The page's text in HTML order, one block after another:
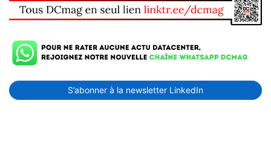
S’abonner à la newsletter LinkedIn